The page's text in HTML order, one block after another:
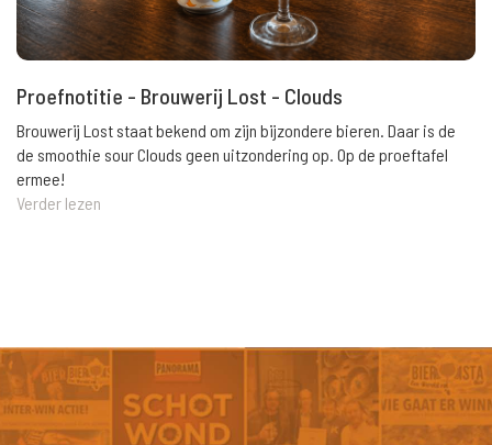
Proefnotitie - Brouwerij Lost - Clouds
Brouwerij Lost staat bekend om zijn bijzondere bieren. Daar is de
de smoothie sour Clouds geen uitzondering op. Op de proeftafel
ermee!
Verder lezen